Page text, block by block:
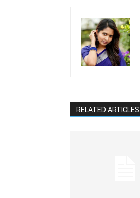
RELATED ARTICLES